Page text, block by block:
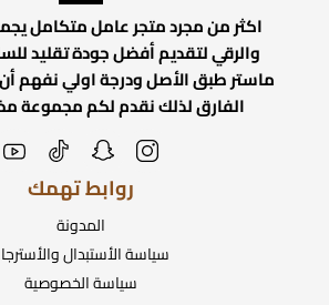
اكثر من مجرد متجر عامل متكامل
والرقي لتقديم أفضل جودة تقليد
ماستر طبق الأصل ودرجة اولي نفهم
الفارق لذلك نقدم لكم مجموعة
روابط تهمك
المدونة
سياسة الأستبدال
سياسة الخصوصية